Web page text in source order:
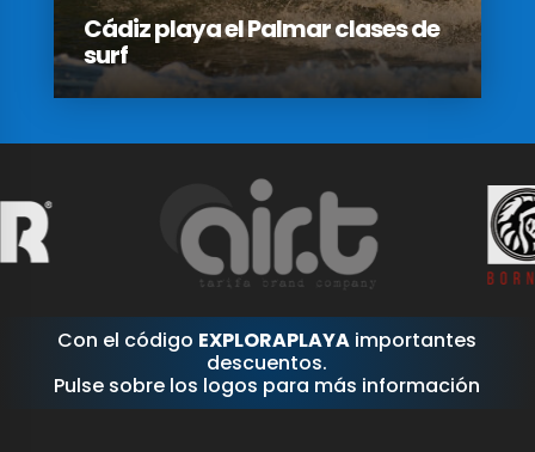
Cádiz playa el Palmar clases de
surf
Con el código EXPLORAPLAYA importantes
descuentos.
Pulse sobre los logos para más información